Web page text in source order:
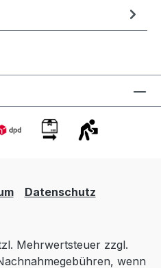
Datenschutz
Mehrwertsteuer zzgl.
wenn